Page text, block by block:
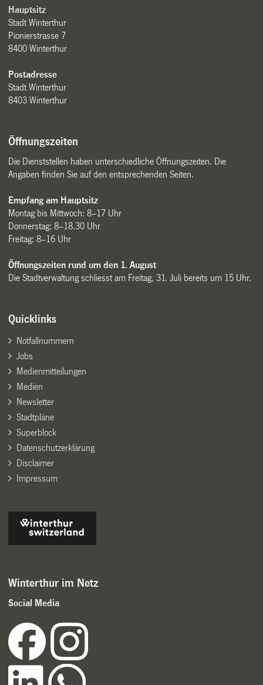
Hauptsitz
Stadt Winterthur
Pionierstrasse 7
8400 Winterthur
Postadresse
Stadt Winterthur
8403 Winterthur
Öffnungszeiten
Die Dienststellen haben unterschiedliche Öffnungszeiten. Die
Angaben finden Sie auf den entsprechenden Seiten.
Empfang am Hauptsitz
Montag bis Mittwoch: 8–17 Uhr
Donnerstag: 8–18.30 Uhr
Freitag: 8–16 Uhr
Öffnungszeiten rund um den 1. August
Die Stadtverwaltung schliesst am Freitag, 31. Juli bereits um 15 Uhr.
Quicklinks
Notfallnummern
Jobs
Medienmitteilungen
Medien
Newsletter
Stadtpläne
Superblock
Datenschutzerklärung
Disclaimer
Impressum
Winterthur im Netz
Social Media